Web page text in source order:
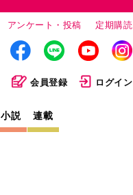
アンケート・投稿 定期購読
会員登録 ログイン
小説 連載